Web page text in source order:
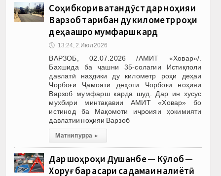
Соҳибкори ватандӯст дар ноҳияи
Варзоб тақрибан ду километр роҳи
деҳаашро мумфарш кард
🕔 13:24, 2.Июл 2026
ВАРЗОБ, 02.07.2026 /АМИТ «Ховар»/.
Бахшида ба ҷашни 35-солагии Истиқлоли
давлатӣ наздики ду километр роҳи деҳаи
Чорбоғи Ҷамоати деҳоти Чорбоғи ноҳияи
Варзоб мумфарш карда шуд. Дар ин хусус
мухбири минтақавии АМИТ «Ховар» бо
истинод ба Мақомоти иҷроияи ҳокимияти
давлатии ноҳияи Варзоб
Матни пурра ▸
Дар шоҳроҳи Душанбе — Кӯлоб —
Хоруғ бар асари садамаи нақлиётӣ